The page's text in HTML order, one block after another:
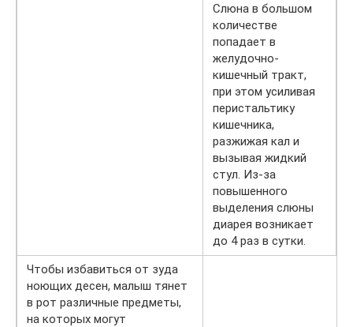
Слюна в большом
количестве
попадает в
желудочно-
кишечный тракт,
при этом усиливая
перистальтику
кишечника,
разжижая кал и
вызывая жидкий
стул. Из-за
повышенного
выделения слюны
диарея возникает
до 4 раз в сутки.
Чтобы избавиться от зуда
ноющих десен, малыш тянет
в рот различные предметы,
на которых могут